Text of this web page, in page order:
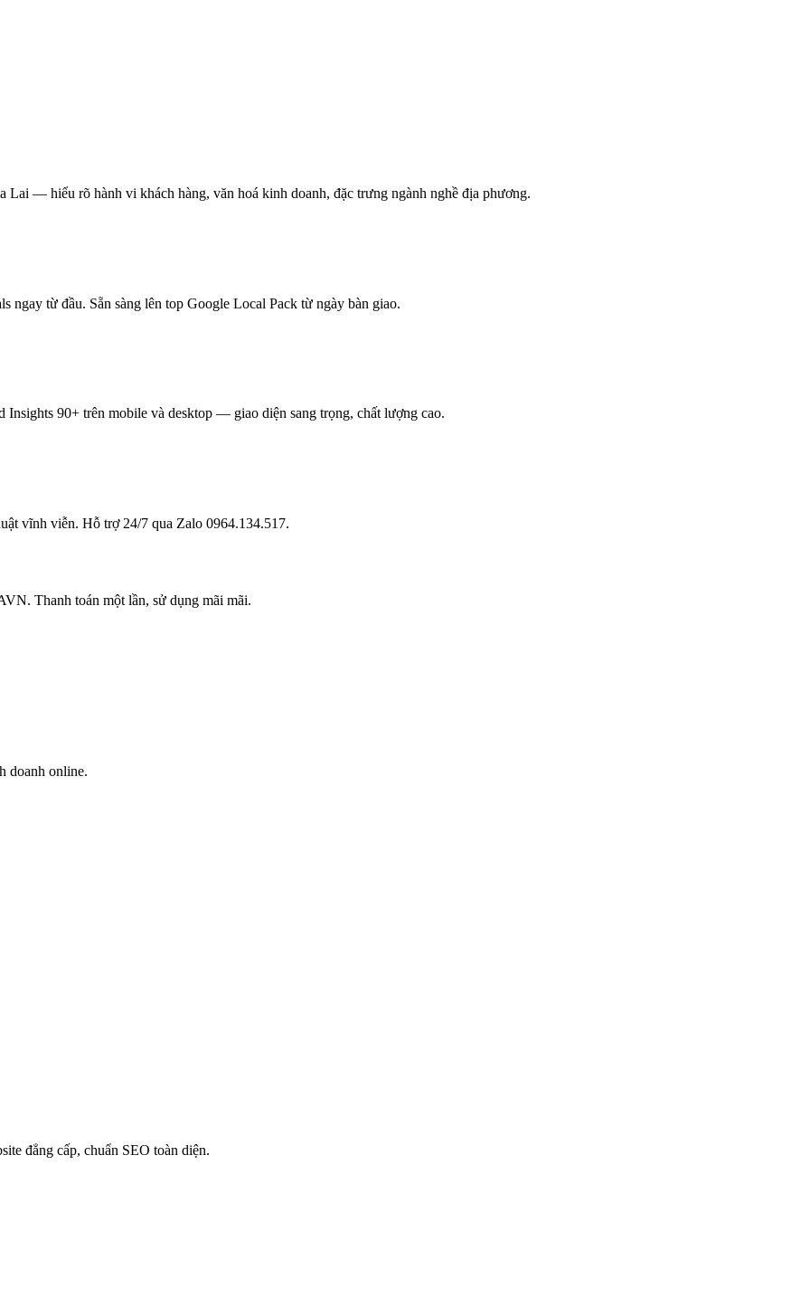
— hiểu rõ hành vi khách hàng, văn hoá kinh doanh, đặc trưng ngành nghề địa phương.
ngay từ đầu. Sẵn sàng lên top Google Local Pack từ ngày bàn giao.
90+ trên mobile và desktop — giao diện sang trọng, chất lượng cao.
vĩnh viễn. Hỗ trợ 24/7 qua Zalo 0964.134.517.
Thanh toán một lần, sử dụng mãi mãi.
doanh online.
đẳng cấp, chuẩn SEO toàn diện.